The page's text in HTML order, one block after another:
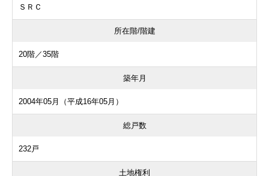
ＳＲＣ
所在階/階建
20階／35階
築年月
2004年05月（平成16年05月）
総戸数
232戸
土地権利